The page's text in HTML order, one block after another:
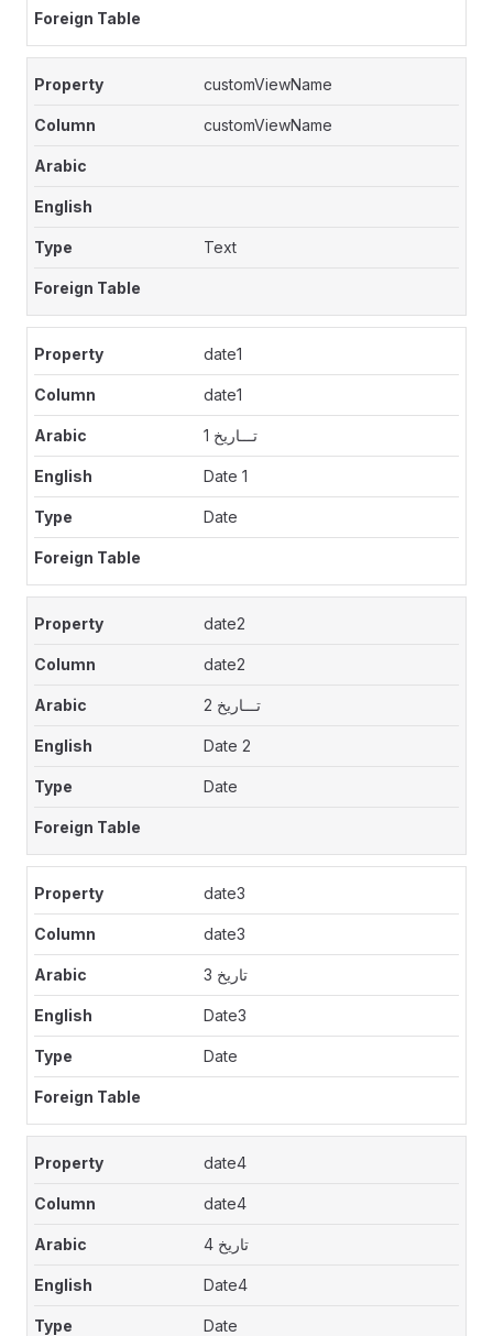
customViewName
customViewName
Text
date1
date1
تـــاريخ 1
Date 1
Date
date2
date2
تـــاريخ 2
Date 2
Date
date3
date3
تاريخ 3
Date3
Date
date4
date4
تاريخ 4
Date4
Date